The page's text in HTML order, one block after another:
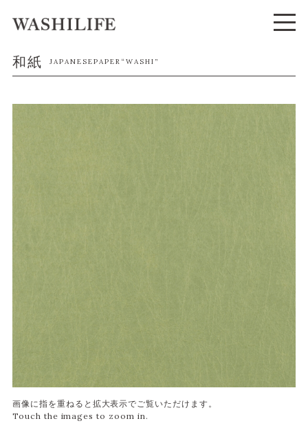
和紙 JAPANESEPAPER“WASHI”